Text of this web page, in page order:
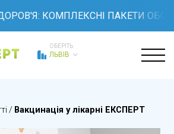
КОМПЛЕКСНІ ПАКЕТИ ОБСТЕЖЕНЬ
ОБЕРІТЬ
ЛЬВІВ
/ Вакцинація у лікарні ЕКСПЕРТ